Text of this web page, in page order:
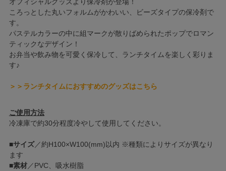
ころっとした丸いフォルムがかわいい、ビーズタイプの保冷剤で
す。
パステルカラーの中に組マークが散りばめられたポップでロマン
ティックなデザイン！
お弁当や飲み物を可愛く保冷して、ランチタイムを楽しく彩りま
す♪
＞＞ランチタイムにおすすめのグッズはこちら
ご使用方法
冷凍庫で約30分程度冷やして使用してください。
■サイズ／約H100×W100(mm)以内 ※種類によりサイズが異なり
ます
■素材／PVC、吸水樹脂